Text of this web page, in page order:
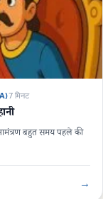
7 मिनट
आमंत्रण बहुत समय पहले की
→